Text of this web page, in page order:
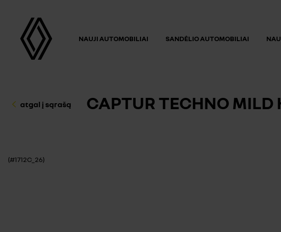
NAUJI AUTOMOBILIAI SANDĖLIO AUTOMOBILIAI
atgal į sąrašą CAPTUR TECHNO MILD
(#1712C_26)